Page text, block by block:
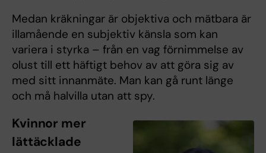
Medan kräkningar är objektiva och mätbara är
illamående en subjektiv känsla som kan
variera i styrka – från en vag förnimmelse av
olust till ett häftigt behov av att göra sig av
med sitt innanmäte. Man kan gå runt länge
och må halvilla utan att spy.
Kvinnor mer
lättäcklade